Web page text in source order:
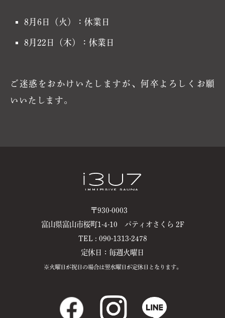
8月6日（火）：休業日
8月22日（木）：休業日
ご迷惑をおかけいたしますが、何卒よろしくお願
いいたします。
〒930-0003
富山県富山市桜町1-4-10 パティオさくら 2F
TEL : 090-1313-2478
定休日：毎週火曜日
※火曜日が祝日の場合は翌水曜日が定休日となります。